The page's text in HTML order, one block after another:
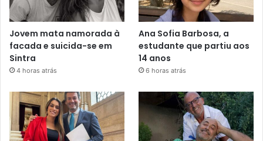
Jovem mata namorada à
facada e suicida-se em
Sintra
4 horas atrás
Ana Sofia Barbosa, a
estudante que partiu aos
14 anos
6 horas atrás